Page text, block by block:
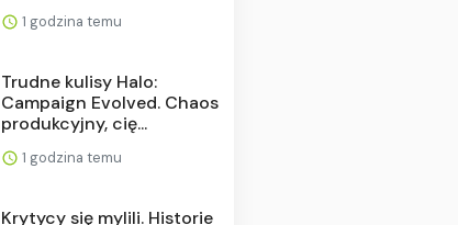
1 godzina temu
Trudne kulisy Halo:
Campaign Evolved. Chaos
produkcyjny, cię...
1 godzina temu
Krytycy się mylili. Historie